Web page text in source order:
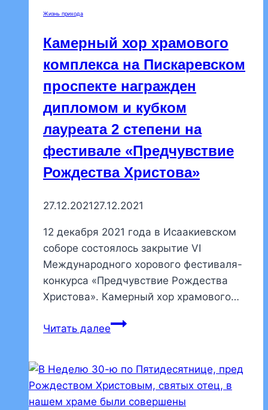
Жизнь прихода
Камерный хор храмового
комплекса на Пискаревском
проспекте награжден
дипломом и кубком
лауреата 2 степени на
фестивале «Предчувствие
Рождества Христова»
27.12.202127.12.2021
12 декабря 2021 года в Исаакиевском
соборе состоялось закрытие VI
Международного хорового фестиваля-
конкурса «Предчувствие Рождества
Христова». Камерный хор храмового…
Читать далееКамерный
комплекса
на
Пискаревском